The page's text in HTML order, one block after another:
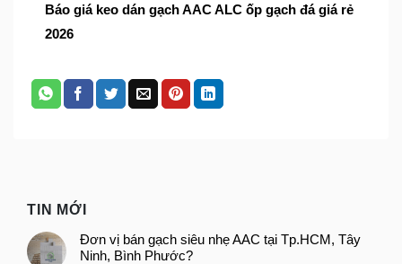
Báo giá keo dán gạch AAC ALC ốp gạch đá giá rẻ
2026
TIN MỚI
Đơn vị bán gạch siêu nhẹ AAC tại Tp.HCM, Tây
Ninh, Bình Phước?